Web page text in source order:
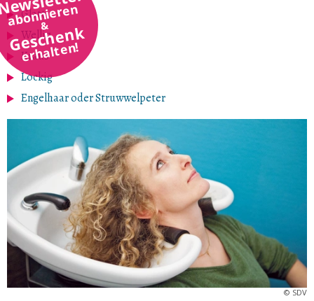
abonnieren
&
Geschenk
erhalten!
Glatt
Wellig
Kraus
Lockig
Engelhaar oder Struwwelpeter
© SDV